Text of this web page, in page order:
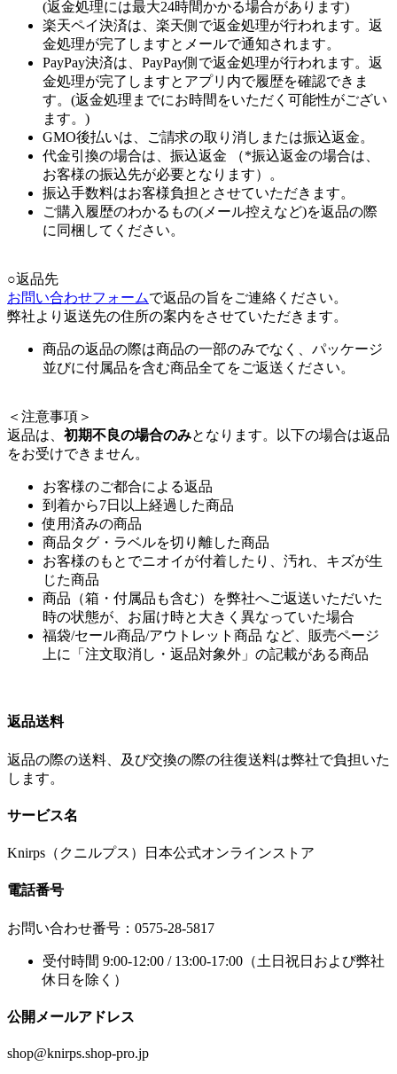
(返金処理には最大24時間かかる場合があります)
楽天ペイ決済は、楽天側で返金処理が行われます。返
金処理が完了しますとメールで通知されます。
PayPay決済は、PayPay側で返金処理が行われます。返
金処理が完了しますとアプリ内で履歴を確認できま
す。(返金処理までにお時間をいただく可能性がござい
ます。)
GMO後払いは、ご請求の取り消しまたは振込返金。
代金引換の場合は、振込返金 （*振込返金の場合は、
お客様の振込先が必要となります）。
振込手数料はお客様負担とさせていただきます。
ご購入履歴のわかるもの(メール控えなど)を返品の際
に同梱してください。
○返品先
お問い合わせフォームで返品の旨をご連絡ください。
弊社より返送先の住所の案内をさせていただきます。
商品の返品の際は商品の一部のみでなく、パッケージ
並びに付属品を含む商品全てをご返送ください。
＜注意事項＞
返品は、 初期不良の場合のみとなります。以下の場合は返品
をお受けできません。
お客様のご都合による返品
到着から7日以上経過した商品
使用済みの商品
商品タグ・ラベルを切り離した商品
お客様のもとでニオイが付着したり、汚れ、キズが生
じた商品
商品（箱・付属品も含む）を弊社へご返送いただいた
時の状態が、お届け時と大きく異なっていた場合
福袋/セール商品/アウトレット商品 など、販売ページ
上に「注文取消し・返品対象外」の記載がある商品
返品送料
返品の際の送料、及び交換の際の往復送料は弊社で負担いた
します。
サービス名
Knirps（クニルプス）日本公式オンラインストア
電話番号
お問い合わせ番号：0575-28-5817
受付時間 9:00-12:00 / 13:00-17:00（土日祝日および弊社
休日を除く）
公開メールアドレス
shop@knirps.shop-pro.jp